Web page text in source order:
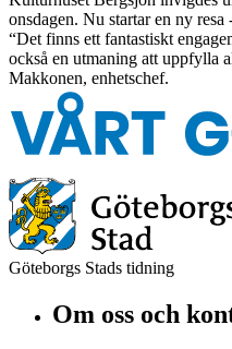
onsdagen. Nu startar en ny
“Det finns ett fantastiskt
också en utmaning att uppfylla
Makkonen, enhetschef.
Göteborgs Stads tidning
Om oss och